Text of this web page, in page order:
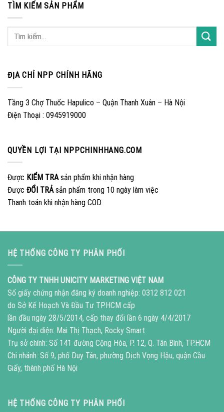
TÌM KIẾM SẢN PHẨM
ĐỊA CHỈ NPP CHÍNH HÃNG
Tầng 3 Chợ Thuốc Hapulico – Quận Thanh Xuân – Hà Nội
Điện Thoại : 0945919000
QUYỀN LỢI TẠI NPPCHINHHANG.COM
Được KIỂM TRAsản phẩm khi nhận hàng
Được ĐỔI TRẢsản phẩm trong 10 ngày làm việc
Thanh toán khi nhận hàng COD
HỆ THỐNG CÔNG TY PHÂN PHỐI
CÔNG TY TNHH UNICITY MARKETING VIỆT NAM
Số giấy chứng nhận đăng ký doanh nghiệp: 0312 812 021
do Sở Kế Hoạch Và Đầu Tư TP.HCM cấp
lần đầu ngày 28/5/2014, cấp thay đổi lần 6 ngày 4/4/2017
Người đại diện: Mai Thị Thạch, Rocky Smart
Trụ sở chính: Số 141 đường Cộng Hòa, P. 12, Q. Tân Bình, TP.HCM
Chi nhánh: Số 9, phố Duy Tân, phường Dịch Vọng Hậu, quận Cầu
Giấy, thành phố Hà Nội
HỆ THỐNG CÔNG TY PHÂN PHỐI